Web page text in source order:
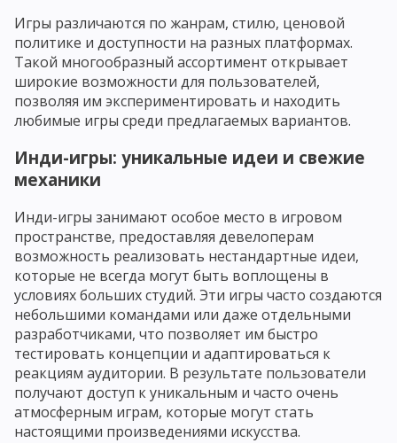
Игры различаются по жанрам, стилю, ценовой
политике и доступности на разных платформах.
Такой многообразный ассортимент открывает
широкие возможности для пользователей,
позволяя им экспериментировать и находить
любимые игры среди предлагаемых вариантов.
Инди-игры: уникальные идеи и свежие
механики
Инди-игры занимают особое место в игровом
пространстве, предоставляя девелоперам
возможность реализовать нестандартные идеи,
которые не всегда могут быть воплощены в
условиях больших студий. Эти игры часто создаются
небольшими командами или даже отдельными
разработчиками, что позволяет им быстро
тестировать концепции и адаптироваться к
реакциям аудитории. В результате пользователи
получают доступ к уникальным и часто очень
атмосферным играм, которые могут стать
настоящими произведениями искусства.